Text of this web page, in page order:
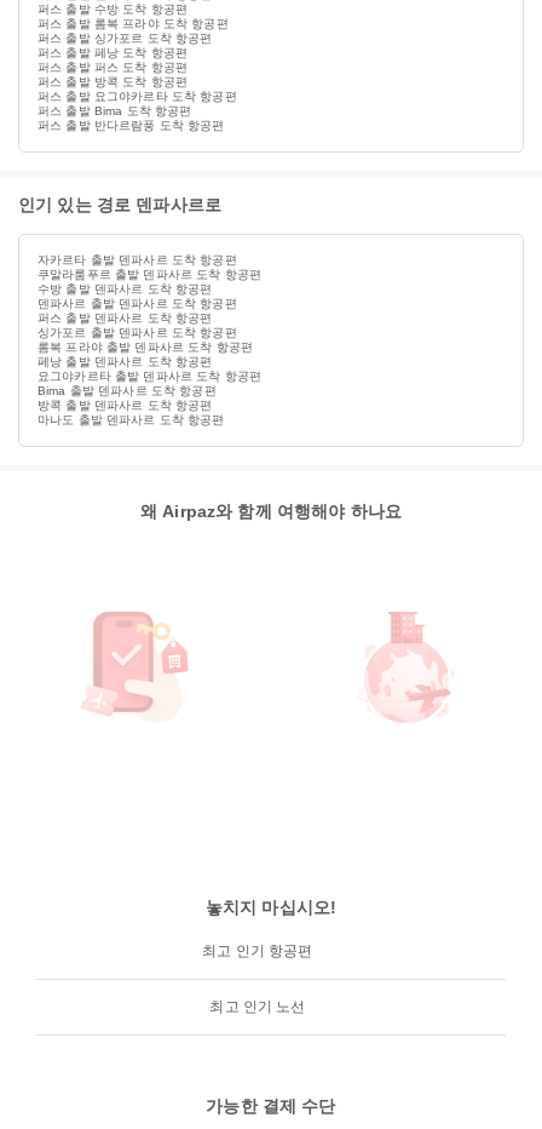
퍼스 출발 수방 도착 항공편
퍼스 출발 롬복 프라야 도착 항공편
퍼스 출발 싱가포르 도착 항공편
퍼스 출발 페낭 도착 항공편
퍼스 출발 퍼스 도착 항공편
퍼스 출발 방콕 도착 항공편
퍼스 출발 요그야카르타 도착 항공편
퍼스 출발 Bima 도착 항공편
퍼스 출발 반다르람풍 도착 항공편
인기 있는 경로 덴파사르로
자카르타 출발 덴파사르 도착 항공편
쿠알라룸푸르 출발 덴파사르 도착 항공편
수방 출발 덴파사르 도착 항공편
덴파사르 출발 덴파사르 도착 항공편
퍼스 출발 덴파사르 도착 항공편
싱가포르 출발 덴파사르 도착 항공편
롬복 프라야 출발 덴파사르 도착 항공편
페낭 출발 덴파사르 도착 항공편
요그야카르타 출발 덴파사르 도착 항공편
Bima 출발 덴파사르 도착 항공편
방콕 출발 덴파사르 도착 항공편
마나도 출발 덴파사르 도착 항공편
왜 Airpaz와 함께 여행해야 하나요
놓치지 마십시오!
최고 인기 항공편
최고 인기 노선
가능한 결제 수단